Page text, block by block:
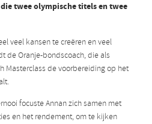
twee olympische titels en twee
veel kansen te creëren en veel
de Oranje-bondscoach, die als
Masterclass de voorbereiding op het
focuste Annan zich samen met
en het rendement, om te kijken